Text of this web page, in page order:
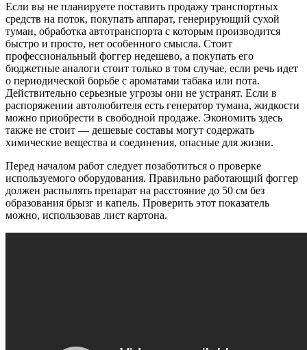
Если вы не планируете поставить продажу транспортных
средств на поток, покупать аппарат, генерирующий сухой
туман, обработка автотранспорта с которым производится
быстро и просто, нет особенного смысла. Стоит
профессиональный фоггер недешево, а покупать его
бюджетные аналоги стоит только в том случае, если речь идет
о периодической борьбе с ароматами табака или пота.
Действительно серьезные угрозы они не устранят. Если в
распоряжении автолюбителя есть генератор тумана, жидкости
можно приобрести в свободной продаже. Экономить здесь
также не стоит — дешевые составы могут содержать
химические вещества и соединения, опасные для жизни.
Перед началом работ следует позаботиться о проверке
используемого оборудования. Правильно работающий фоггер
должен распылять препарат на расстояние до 50 см без
образования брызг и капель. Проверить этот показатель
можно, использовав лист картона.